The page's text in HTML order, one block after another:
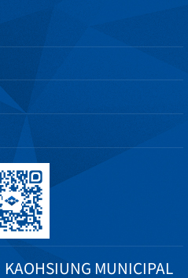
KAOHSIUNG MUNICIPAL